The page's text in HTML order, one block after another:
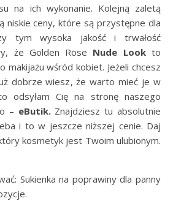
na ich wykonanie. Kolejną zaletą
niskie ceny, które są przystępne dla
tym wysoka jakość i trwałość
że Golden Rose Nude Lookto
makijażu wśród kobiet. Jeżeli chcesz
dobrze wiesz, że warto mieć je w
odsyłam Cię na stronę naszego
– eButik.Znajdziesz tu absolutnie
i to w jeszcze niższej cenie. Daj
kosmetyk jest Twoim ulubionym.
Sukienka na poprawiny dla panny